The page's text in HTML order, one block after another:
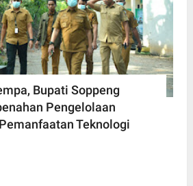
Bupati Soppeng
Pengelolaan
Teknologi